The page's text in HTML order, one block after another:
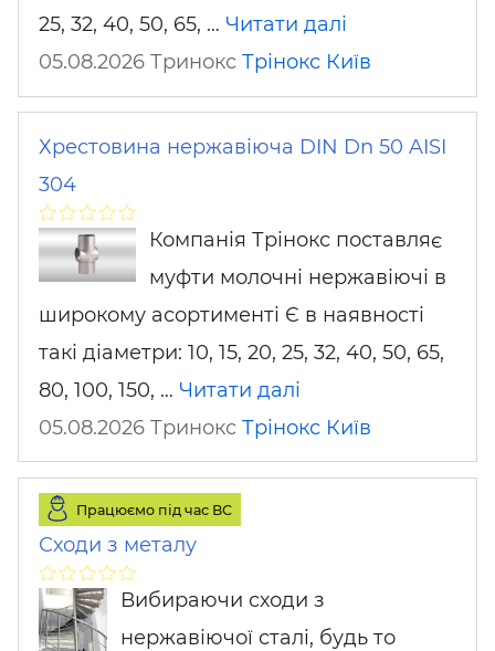
25, 32, 40, 50, 65, … Читати далі
05.08.2026 Тринокс Трінокс Київ
Хрестовина нержавіюча DIN Dn 50 AISI
304
Компанія Трінокс поставляє
муфти молочні нержавіючі в
широкому асортименті Є в наявності
такі діаметри: 10, 15, 20, 25, 32, 40, 50, 65,
80, 100, 150, … Читати далі
05.08.2026 Тринокс Трінокс Київ
Працюємо під час ВС
Сходи з металу
Вибираючи сходи з
нержавіючої сталі, будь то